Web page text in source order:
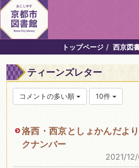
トップページ 西京図
ティーンズレター
コメントの多い順 10件
洛西・西京としょかんだ
クナンバー
2021/